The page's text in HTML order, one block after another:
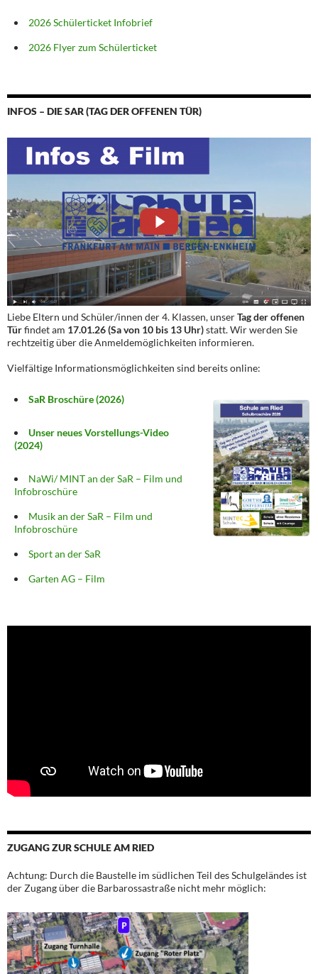
2026 Schülerticket Infobrief
2026 Flyer zum Schülerticket
INFOS – DIE SAR (TAG DER OFFENEN TÜR)
Liebe Eltern und Schüler/innen der 4. Klassen, unserTag der offenen
Türfindet am 17.01.26 (Sa von 10 bis 13 Uhr)statt. Wir werden Sie
rechtzeitig über die Anmeldemöglichkeiten informieren.
Vielfältige Informationsmöglichkeiten sind bereits online:
SaR Broschüre (2026)
Unser neues Vorstellungs-Video
(2024)
NaWi/ MINT an der SaR – Film und
Infobroschüre
Musik an der SaR – Film und
Infobroschüre
Sport an der SaR
Garten AG – Film
ZUGANG ZUR SCHULE AM RIED
Achtung: Durch die Baustelle im südlichen Teil des Schulgeländes ist
der Zugang über die Barbarossastraße nicht mehr möglich: